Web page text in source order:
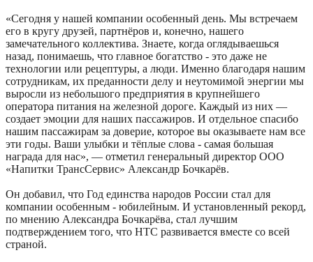
«Сегодня у нашей компании особенный день. Мы встречаем
его в кругу друзей, партнёров и, конечно, нашего
замечательного коллектива. Знаете, когда оглядываешься
назад, понимаешь, что главное богатство - это даже не
технологии или рецептуры, а люди. Именно благодаря нашим
сотрудникам, их преданности делу и неутомимой энергии мы
выросли из небольшого предприятия в крупнейшего
оператора питания на железной дороге. Каждый из них —
создает эмоции для наших пассажиров. И отдельное спасибо
нашим пассажирам за доверие, которое вы оказываете нам все
эти годы. Ваши улыбки и тёплые слова - самая большая
награда для нас», — отметил генеральный директор ООО
«Напитки ТрансСервис» Александр Бочкарёв.
Он добавил, что Год единства народов России стал для
компании особенным - юбилейным. И установленный рекорд,
по мнению Александра Бочкарёва, стал лучшим
подтверждением того, что НТС развивается вместе со всей
страной.